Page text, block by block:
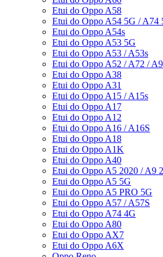
Etui do Oppo A58
Etui do Oppo A54 5G / A74
Etui do Oppo A54s
Etui do Oppo A53 5G
Etui do Oppo A53 / A53s
Etui do Oppo A52 / A72 /
Etui do Oppo A38
Etui do Oppo A31
Etui do Oppo A15 / A15s
Etui do Oppo A17
Etui do Oppo A12
Etui do Oppo A16 / A16S
Etui do Oppo A18
Etui do Oppo A1K
Etui do Oppo A40
Etui do Oppo A5 2020 / A9
Etui do Oppo A5 5G
Etui do Oppo A5 PRO 5G
Etui do Oppo A57 / A57S
Etui do Oppo A74 4G
Etui do Oppo A80
Etui do Oppo AX7
Etui do Oppo A6X